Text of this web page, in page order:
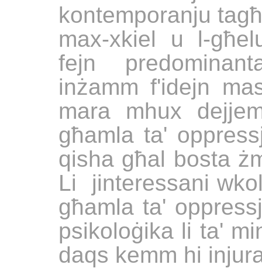
kontemporanju
max-xkiel u l-
fejn
inżamm f'idejn
mara mhux
għamla ta'
qisha għal bosta
Li jinteressani
għamla ta'
psikoloġika li ta'
daqs kemm hi